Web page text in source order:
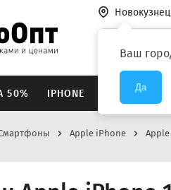
Ваш
Да
50% IPHONE XIAOMI
Apple iPhone Apple